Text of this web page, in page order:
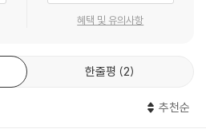
혜택 및 유의사항
한줄평 2
추천순